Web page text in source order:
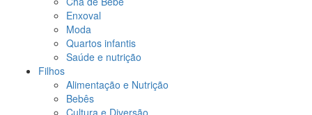
Enxoval
Moda
Quartos infantis
Saúde e nutrição
Filhos
Alimentação e Nutrição
Bebês
Cultura e Diversão